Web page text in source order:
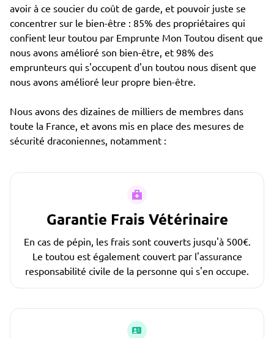
avoir à ce soucier du coût de garde, et pouvoir juste se
concentrer sur le bien-être : 85% des propriétaires qui
confient leur toutou par Emprunte Mon Toutou disent que
nous avons amélioré son bien-être, et 98% des
emprunteurs qui s'occupent d'un toutou nous disent que
nous avons amélioré leur propre bien-être.
Nous avons des dizaines de milliers de membres dans
toute la France, et avons mis en place des mesures de
sécurité draconiennes, notamment :
Garantie Frais Vétérinaire
En cas de pépin, les frais sont couverts jusqu'à 500€.
Le toutou est également couvert par l'assurance
responsabilité civile de la personne qui s'en occupe.